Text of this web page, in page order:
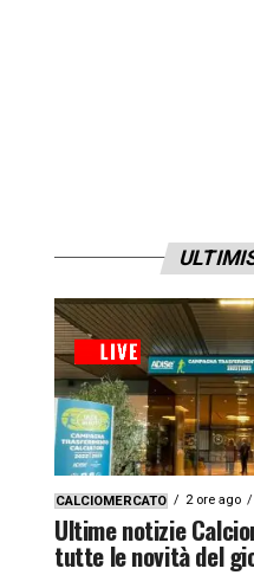
CALCIOMERCATO 2 ore ago
Ultime notizie
tutte le novità del